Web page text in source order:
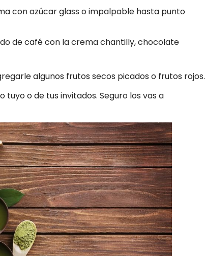
con azúcar glass o impalpable hasta punto
de café con la crema chantilly, chocolate
algunos frutos secos picados o frutos rojos.
o de tus invitados. Seguro los vas a